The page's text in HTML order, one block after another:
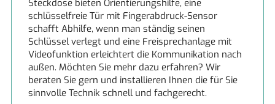
Steckdose bieten Orientierungshilfe, eine
schlüsselfreie Tür mit Fingerabdruck-Sensor
schafft Abhilfe, wenn man ständig seinen
Schlüssel verlegt und eine Freisprechanlage mit
Videofunktion erleichtert die Kommunikation nach
außen. Möchten Sie mehr dazu erfahren? Wir
beraten Sie gern und installieren Ihnen die für Sie
sinnvolle Technik schnell und fachgerecht.